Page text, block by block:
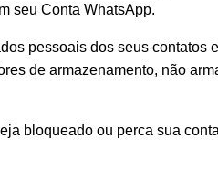
seu Conta WhatsApp.
pessoais dos seus contatos
de armazenamento, não
bloqueado ou perca sua